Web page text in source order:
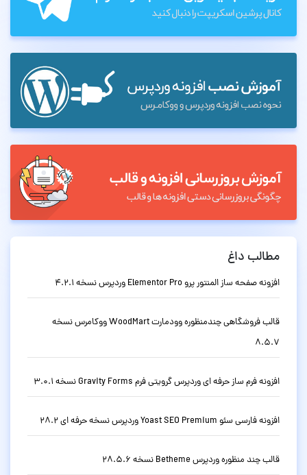
مطالب داغ
افزونه صفحه ساز المنتور پرو Elementor Pro وردپرس نسخه 4.2.1
قالب فروشگاهی چندمنظوره وودمارت WoodMart ووکامرس نسخه
8.5.7
افزونه فرم ساز حرفه ای وردپرس گرویتی فرم Gravity Forms نسخه 3.0.1
افزونه فارسی سئو Yoast SEO Premium وردپرس نسخه حرفه ای 28.2
قالب چند منظوره وردپرس Betheme نسخه 28.5.6